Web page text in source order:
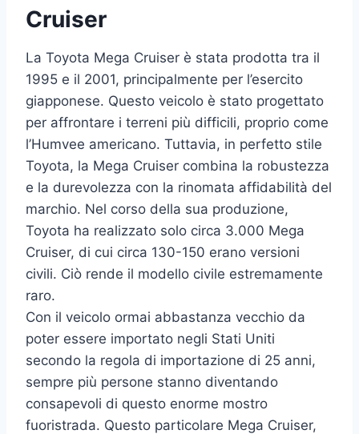
Cruiser
La Toyota Mega Cruiser è stata prodotta tra il
1995 e il 2001, principalmente per l’esercito
giapponese. Questo veicolo è stato progettato
per affrontare i terreni più difficili, proprio come
l’Humvee americano. Tuttavia, in perfetto stile
Toyota, la Mega Cruiser combina la robustezza
e la durevolezza con la rinomata affidabilità del
marchio. Nel corso della sua produzione,
Toyota ha realizzato solo circa 3.000 Mega
Cruiser, di cui circa 130-150 erano versioni
civili. Ciò rende il modello civile estremamente
raro.
Con il veicolo ormai abbastanza vecchio da
poter essere importato negli Stati Uniti
secondo la regola di importazione di 25 anni,
sempre più persone stanno diventando
consapevoli di questo enorme mostro
fuoristrada. Questo particolare Mega Cruiser,